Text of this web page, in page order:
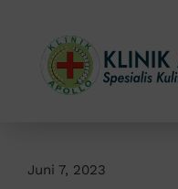
content
Juni 7, 2023